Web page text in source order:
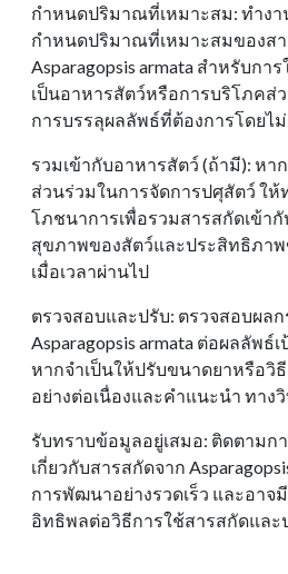
กําหนดปริมาณที่เหมาะสม: ทํางา
กําหนดปริมาณที่เหมาะสมของส
Asparagopsis armata สําหรับกา
เป็นอาหารสัตว์หรือการบริโภคส่
การบรรลุผลลัพธ์ที่ต้องการโดยไม่
รวมเข้ากับอาหารสัตว์ (ถ้ามี): ห
ส่วนร่วมในการจัดการปศุสัตว์ ใ
โภชนาการเพื่อรวมสารสกัดเข้า
สุขภาพของสัตว์และประสิทธิภา
เมื่อเวลาผ่านไป
ตรวจสอบและปรับ: ตรวจสอบผล
Asparagopsis armata ต่อผลลัพธ์
หากจําเป็นให้ปรับขนาดยาหรือวิ
อย่างต่อเนื่องและคําแนะนํา ทาง
รับทราบข้อมูลอยู่เสมอ: ติดตาม
เกี่ยวกับสารสกัดจาก
การพัฒนาอย่างรวดเร็ว และอา
อิทธิพลต่อวิธีการใช้สารสกัดและ